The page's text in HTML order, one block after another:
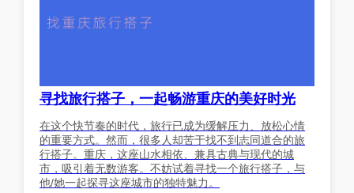
寻找旅行搭子，一起畅游重庆的美好时光
在这个快节奏的时代，旅行已成为缓解压力、放松心情
的重要方式。然而，很多人却苦于找不到志同道合的旅
行搭子。重庆，这座山水相依、兼具古典与现代的城
市，吸引着无数游客。不妨试着寻找一个旅行搭子，与
他/她一起探寻这座城市的独特魅力。